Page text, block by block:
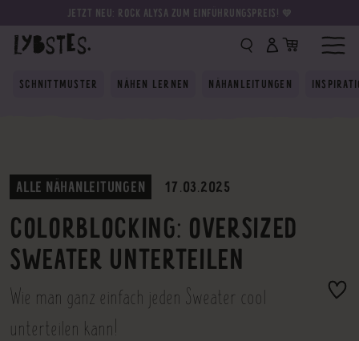
JETZT NEU: ROCK ALYSA ZUM EINFÜHRUNGSPREIS! 💛
SCHNITTMUSTER NÄHEN LERNEN NÄHANLEITUNGEN
ALLE NÄHANLEITUNGEN 17.03.2025
COLORBLOCKING: OVERSIZED
SWEATER UNTERTEILEN
Wie man ganz einfach jeden Sweater cool
unterteilen kann!